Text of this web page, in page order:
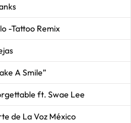
-Tattoo Remix
A Smile”
ft. Swae Lee
de La Voz México